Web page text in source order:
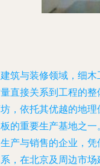
筑与装修领域，细
直接关系到工程的
，依托其优越的地
的重要生产基地之
产与销售的企业，
，在北京及周边市